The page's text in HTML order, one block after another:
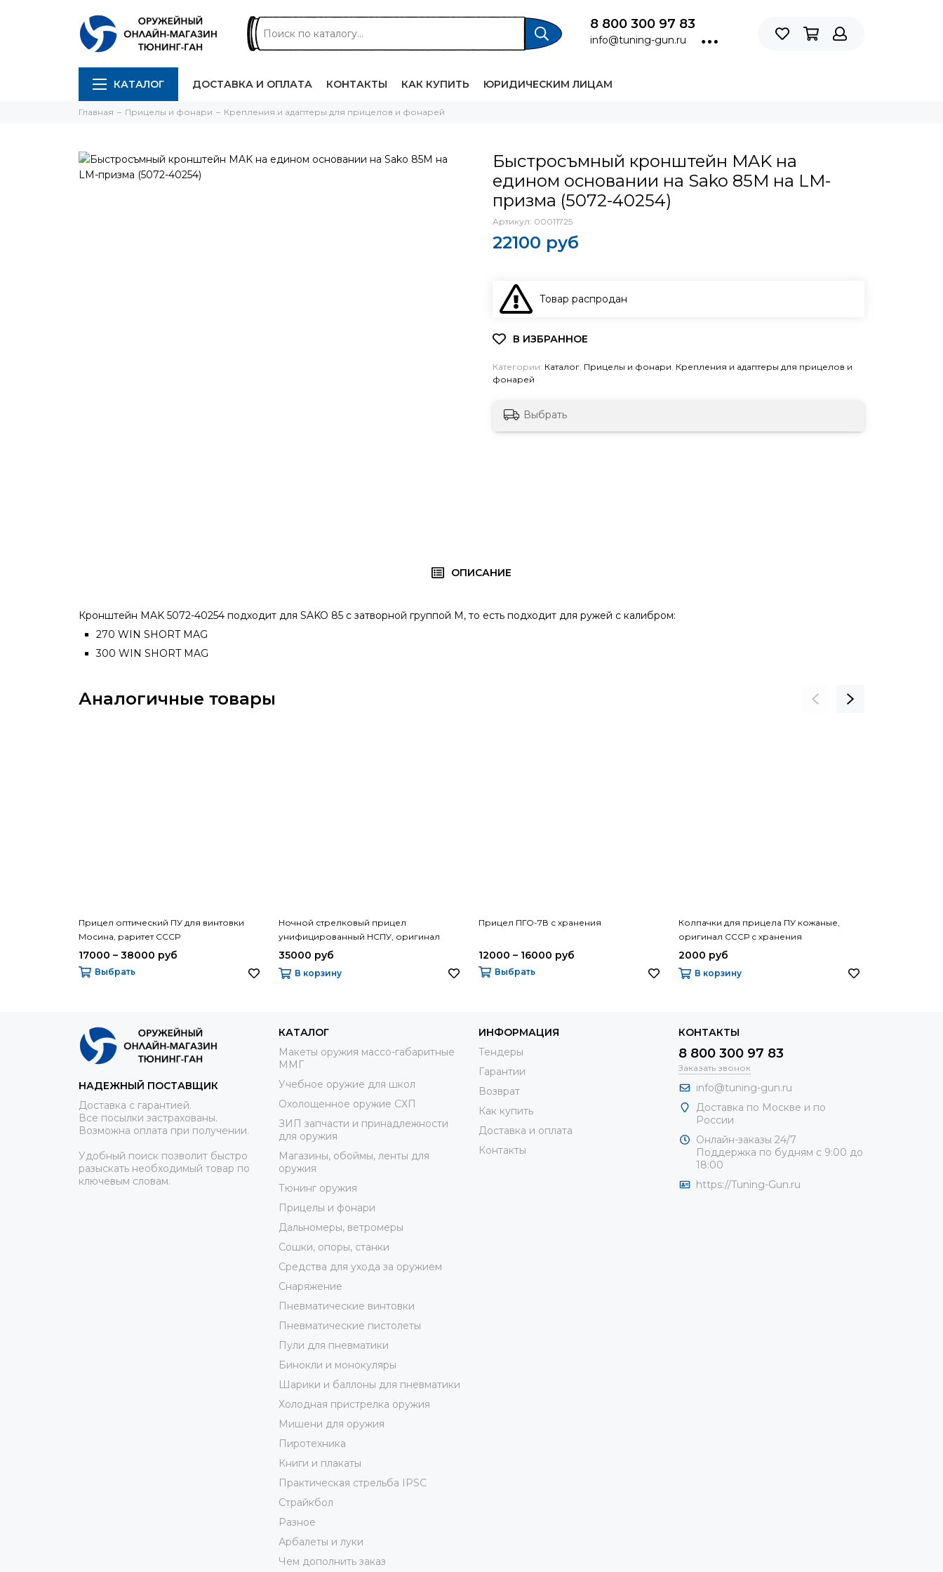
8 800 300 97 83
info@tuning-gun.ru
КАТАЛОГ ДОСТАВКА И ОПЛАТА КОНТАКТЫ КАК КУПИТЬ ЮРИДИЧЕСКИМ ЛИЦАМ
Главная Прицелы и фонари Крепления и адаптеры для прицелов и фонарей
Быстросъмный кронштейн MAK на
едином основании на Sako 85M на LM-
призма (5072-40254)
Артикул: 00011725
22100 руб
Товар распродан
Категории: Каталог, Прицелы и фонари, Крепления и адаптеры для прицелов и
фонарей
Выбрать
ОПИСАНИЕ
Кронштейн MAK 5072-40254 подходит для SAKO 85 с затворной группой М, то есть подходит для ружей с калибром:
270 WIN SHORT MAG
300 WIN SHORT MAG
Аналогичные товары
Прицел оптический ПУ для винтовки
Мосина, раритет СССР
17000 – 38000 руб
Выбрать
Ночной стрелковый прицел
унифицированный НСПУ, оригинал
СССР
35000 руб
В корзину
Прицел ПГО-7В с хранения
12000 – 16000 руб
Выбрать
Колпачки для прицела ПУ кожаные,
оригинал СССР с хранения
2000 руб
В корзину
НАДЕЖНЫЙ ПОСТАВЩИК
Доставка с гарантией.
Все посылки застрахованы.
Возможна оплата при получении.
Удобный поиск позволит быстро
разыскать необходимый товар по
ключевым словам.
КАТАЛОГ
Макеты оружия массо-габаритные
ММГ
Учебное оружие для школ
Охолощенное оружие СХП
ЗИП запчасти и принадлежности
для оружия
Магазины, обоймы, ленты для
оружия
Тюнинг оружия
Прицелы и фонари
Дальномеры, ветромеры
Сошки, опоры, станки
Средства для ухода за оружием
Снаряжение
Пневматические винтовки
Пневматические пистолеты
Пули для пневматики
Бинокли и монокуляры
Шарики и баллоны для пневматики
Холодная пристрелка оружия
Мишени для оружия
Пиротехника
Книги и плакаты
Практическая стрельба IPSC
Страйкбол
Разное
Арбалеты и луки
Чем дополнить заказ
ИНФОРМАЦИЯ
Тендеры
Гарантии
Возврат
Как купить
Доставка и оплата
Контакты
КОНТАКТЫ
8 800 300 97 83
Заказать звонок
info@tuning-gun.ru
Доставка по Москве и по
России
Онлайн-заказы 24/7
Поддержка по будням с 9:00 до
18:00
https://Tuning-Gun.ru